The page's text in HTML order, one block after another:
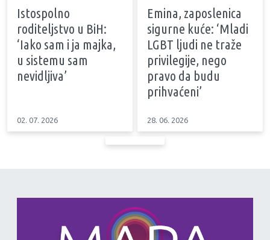
Istospolno
roditeljstvo u BiH:
‘Iako sam i ja majka,
u sistemu sam
nevidljiva’
02. 07. 2026
Emina, zaposlenica
sigurne kuće: ‘Mladi
LGBT ljudi ne traže
privilegije, nego
pravo da budu
prihvaćeni’
28. 06. 2026